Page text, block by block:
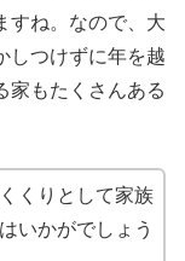
すね。なので、大
しつけずに年を越
家もたくさんある
くりとして家族
いかがでしょう